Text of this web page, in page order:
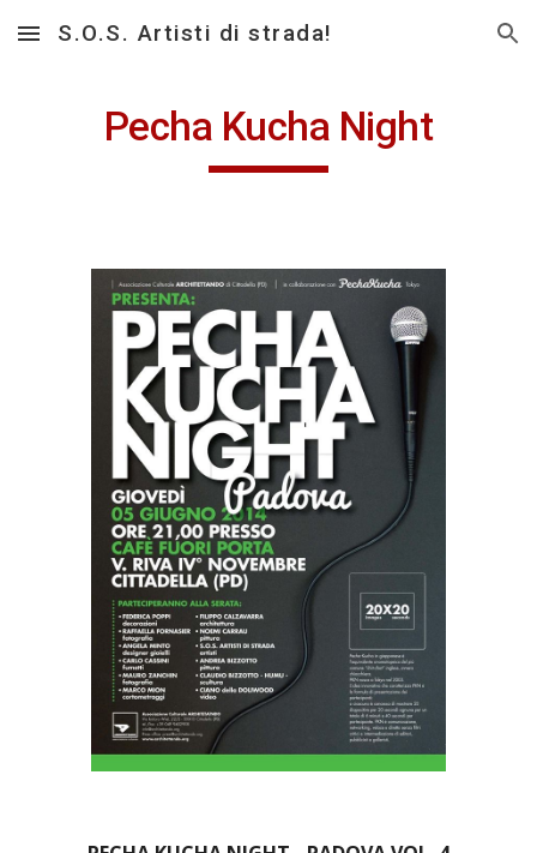
Skip to main content Skip to navigation
S.O.S. Artisti di strada!
Pecha Kucha Night